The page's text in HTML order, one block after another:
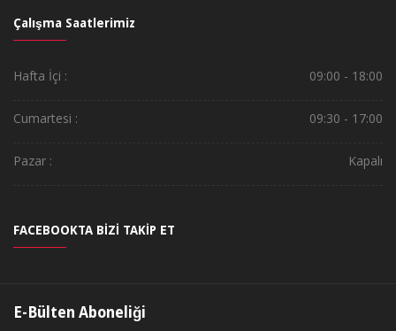
Çalışma Saatlerimiz
Hafta İçi : 09:00 - 18:00
Cumartesi : 09:30 - 17:00
Pazar : Kapalı
FACEBOOKTA BİZİ TAKİP ET
E-Bülten Aboneliği